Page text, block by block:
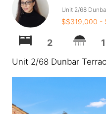
Unit 2/68
$$319,000 -
2 1
Unit 2/68 Dunbar